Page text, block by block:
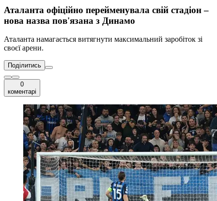
Аталанта офіційно перейменувала свій стадіон –
нова назва пов'язана з Динамо
Аталанта намагається витягнути максимальний заробіток зі
своєї арени.
Поділитись
0
коментарі